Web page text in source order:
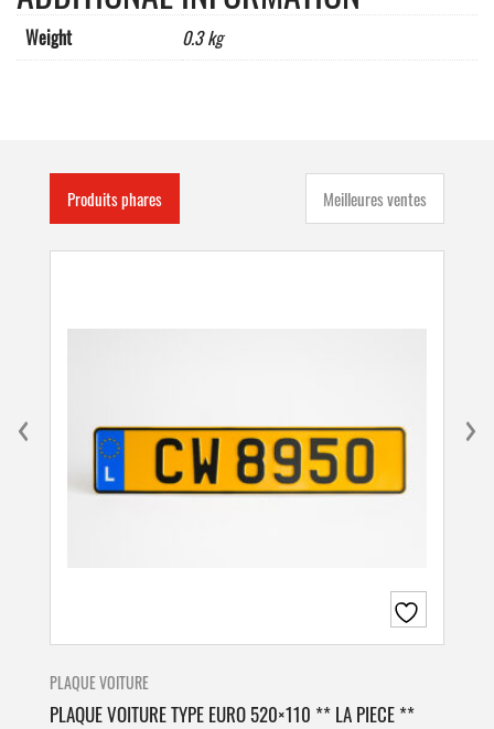
Weight 0.3 kg
Produits phares Meilleures ventes
PLAQUE VOITURE
PLAQUE VOITURE TYPE EURO 520×110 ** LA PIECE **